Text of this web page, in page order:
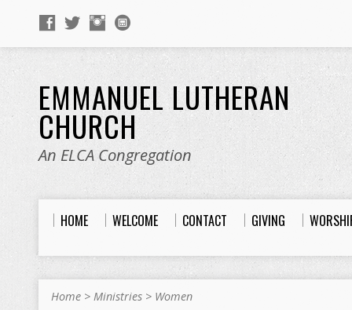
EMMANUEL LUTHERAN
CHURCH
An ELCA Congregation
HOME WELCOME CONTACT GIVING
Home > Ministries > Women